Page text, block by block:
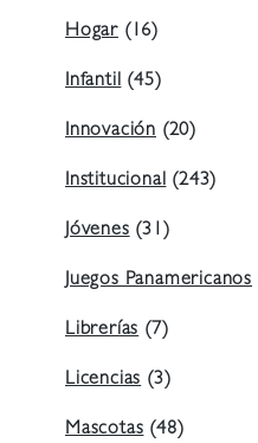
Hogar (16)
Infantil (45)
Innovación (20)
Institucional (243)
Jóvenes (31)
Juegos Panamericanos
Librerías (7)
Licencias (3)
Mascotas (48)